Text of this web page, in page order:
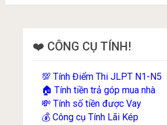
viết
❤️ CÔNG CỤ TÍNH!
💯Tính Điểm Thi JLPT N1-N5
🏠Tính tiền trả góp mua nhà
💸Tính số tiền được Vay
💰Công cụ Tính Lãi Kép